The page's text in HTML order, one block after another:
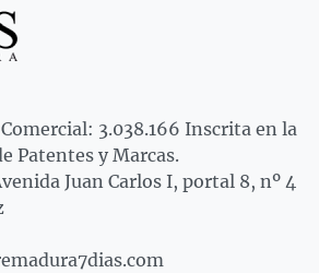
3.038.166 Inscrita en la
Patentes y Marcas.
Juan Carlos I, portal 8, nº 4